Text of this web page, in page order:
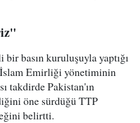
basın kuruluşuyla yaptığı
Emirliği yönetiminin
takdirde Pakistan'ın
öne sürdüğü TTP
belirtti.